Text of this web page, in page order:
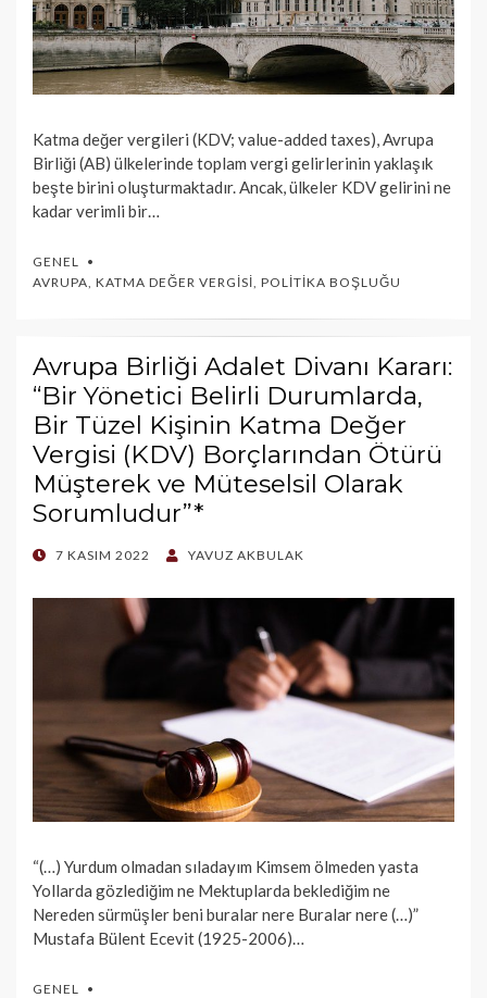
Katma değer vergileri (KDV; value-added taxes), Avrupa
Birliği (AB) ülkelerinde toplam vergi gelirlerinin yaklaşık
beşte birini oluşturmaktadır. Ancak, ülkeler KDV gelirini ne
kadar verimli bir…
GENEL
AVRUPA KATMA DEĞER VERGISI POLITIKA BOŞLUĞU
Avrupa Birliği Adalet Divanı Kararı:
“Bir Yönetici Belirli Durumlarda,
Bir Tüzel Kişinin Katma Değer
Vergisi (KDV) Borçlarından Ötürü
Müşterek ve Müteselsil Olarak
Sorumludur”*
POSTED
7 KASIM 2022 YAVUZ AKBULAK
“(…) Yurdum olmadan sıladayım Kimsem ölmeden yasta
Yollarda gözlediğim ne Mektuplarda beklediğim ne
Nereden sürmüşler beni buralar nere Buralar nere (…)”
Mustafa Bülent Ecevit (1925-2006)…
GENEL